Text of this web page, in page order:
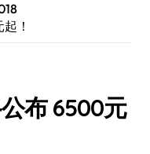
！
布 6500元